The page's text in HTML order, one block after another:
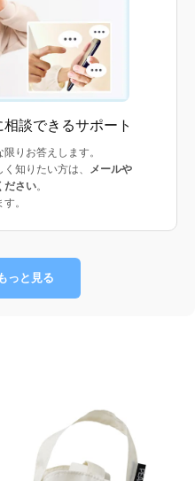
談できるサポート
りお答えします。
知りたい方は、 メールや
ださい。
。
っと見る